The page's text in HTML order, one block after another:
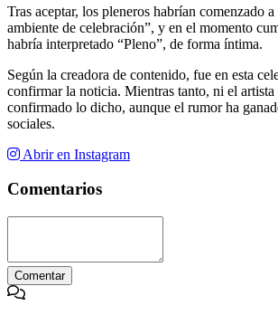
Tras aceptar, los pleneros habrían comenzado
ambiente de celebración”, y en el momento
habría interpretado “Pleno”, de forma íntima.
Según la creadora de contenido, fue en esta
confirmar la noticia. Mientras tanto, ni el
confirmado lo dicho, aunque el rumor ha
sociales.
Abrir en Instagram
Comentarios
Comentar